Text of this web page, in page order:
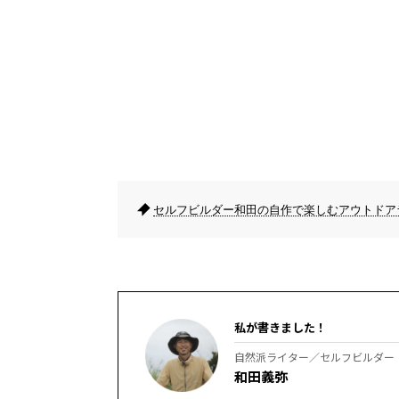
セルフビルダー和田の自作で楽しむアウトドア
私が書きました！
自然派ライター／セルフビルダー
和田義弥